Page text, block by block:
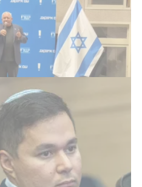
ח"כ דן אילוז מהליכוד
"שום לחץ ושום החלטה על-
יעצרו את ישראל מלהגן על
הממשלה, זה צריך להיות נכון